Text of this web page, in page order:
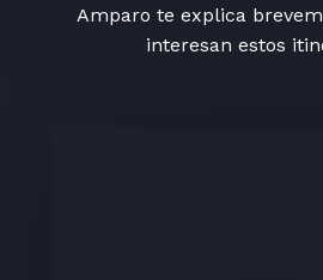
Amparo te explica
interesan estos